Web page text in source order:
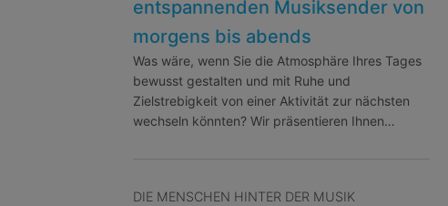
entspannenden Musiksender von
morgens bis abends
Was wäre, wenn Sie die Atmosphäre Ihres Tages
bewusst gestalten und mit Ruhe und
Zielstrebigkeit von einer Aktivität zur nächsten
wechseln könnten? Wir präsentieren Ihnen…
DIE MENSCHEN HINTER DER MUSIK